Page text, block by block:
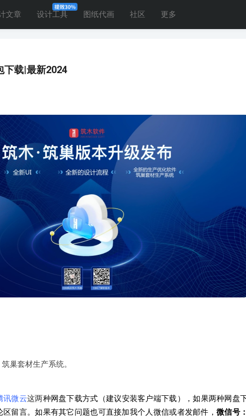
文章 设计工具 图纸代画 社区 更多
下载|最新2024
巢套材生产系统。
讯微云这两种网盘下载方式（建议安装客户端下载），如果两种网盘
区留言。如果有其它问题也可直接加我个人微信或者发邮件，微信号：